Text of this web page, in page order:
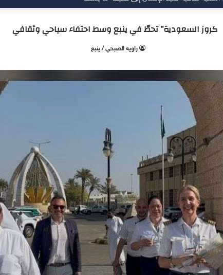
كروز السعودية” تحطّ في ينبع وسط احتفاء سياحي وثقافي
راويه الصبحي / ينبع